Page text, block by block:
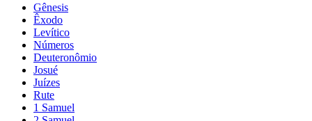
Gênesis
Êxodo
Levítico
Números
Deuteronômio
Josué
Juízes
Rute
1 Samuel